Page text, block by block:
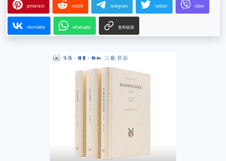
pinterest reddit telegram twitter viber
vkontakte whatsapp 复制链接